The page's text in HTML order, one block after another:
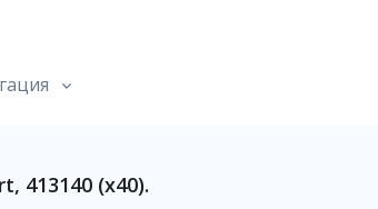
(х40).